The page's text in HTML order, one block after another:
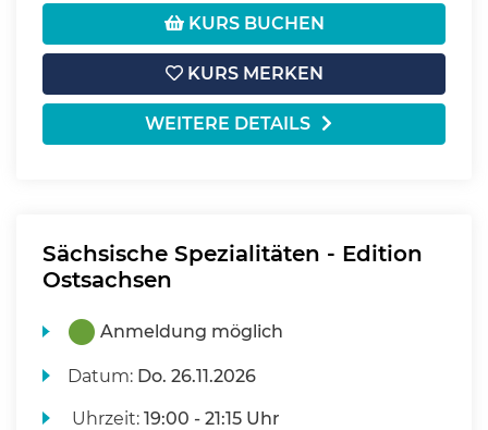
KURS BUCHEN
KURS MERKEN
WEITERE DETAILS
Sächsische Spezialitäten - Edition
Ostsachsen
Anmeldung möglich
Datum: Do. 26.11.2026
Uhrzeit:19:00 - 21:15 Uhr